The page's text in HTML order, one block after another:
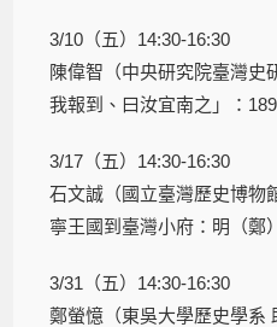
3/10（五）14:30-16:30
陳偉智（中央研究院臺灣史
我報到、曰汝宜南之」：
3/17（五）14:30-16:30
石文誠（國立臺灣歷史博物
寧王國到臺灣小府：明（鄭
3/31（五）14:30-16:30
鄭螢憶（東吳大學歷史學系